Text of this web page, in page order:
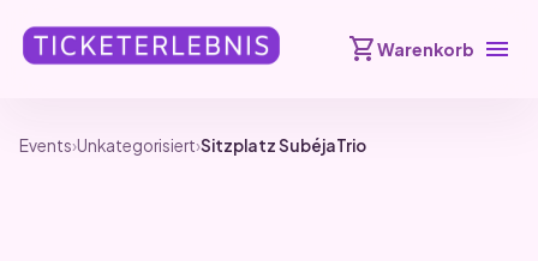
shopping_cartWarenkorb menu
Events›Unkategorisiert›Sitzplatz SubéjaTrio